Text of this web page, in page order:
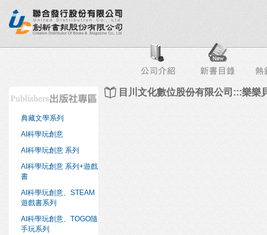
榜 出版社專區 書店專區 目錄下載 會員服務
典藏文學系列
AI科學玩創意
AI科學玩創意 系列
AI科學玩創意 系列+遊戲
書
AI科學玩創意、STEAM
遊戲書系列
AI科學玩創意、TOGO隨
手玩系列
目川文化數位股份有限公司:::樂樂